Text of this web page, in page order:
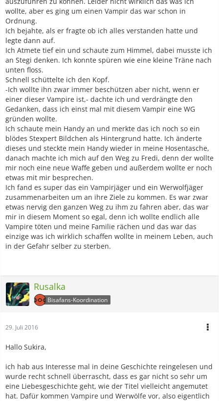
wollte, aber es ging um einen Vampir das war schon in
Ordnung.
Ich bejahte, als er fragte ob ich alles verstanden hatte und
legte dann auf.
Ich Atmete tief ein und schaute zum Himmel, dabei musste ich
an Stegi denken. Ich konnte spüren wie eine kleine Träne nach
unten floss.
Schnell schüttelte ich den Kopf.
-Ich wollte ihn zwar immer beschützen aber nicht, wenn er
einer dieser Vampire ist,- dachte ich und verdrängte den
Gedanken, dass ich einst mal mit diesem Vampir eine WG
gründen wollte.
Ich schaute mein Handy an und merkte das ich noch so ein
blödes Stexpert Bildchen als Hintergrund hatte. Ich änderte
dieses und steckte mein Handy wieder in meine Hosentasche,
danach machte ich mich auf den Weg zu Fredi, denn der wollte
mir noch eine neue Waffe geben und außerdem wollte er noch
etwas mit mir besprechen.
Ich fand es super das ein Vampirjäger und ein Werwolfjäger
zusammenarbeiten um an ihre Ziele zu kommen. Es war zwar
etwas nervig den ganzen Weg zu ihm zu fahren aber, das war
mir in diesem Moment so egal, denn ich wollte endlich alle
Vampire töten und meine Familie rächen und das war das
einzige was ich wirklich schaffen wollte in meinem Leben, auch
in der Gefahr selber zu sterben.
Rusalka
Bisafans-Koordination
29. Juli 2016
Hallo Sukira,
ich hab aus Interesse mal in deine Geschichte reingelesen und
wurde recht schnell überrascht, dass es gar nicht so sehr um
eine Liebesgeschichte geht, wie der Titel vielleicht angemutet
hat. Dafür kommen Vampire und Werwölfe vor, also eigentlich